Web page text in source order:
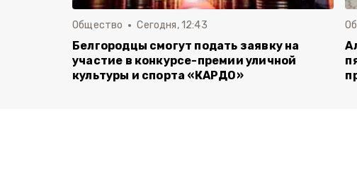
Общество Сегодня, 12:43
Белгородцы смогут подать заявку на
участие в конкурсе-премии уличной
культуры и спорта «КАРДО»